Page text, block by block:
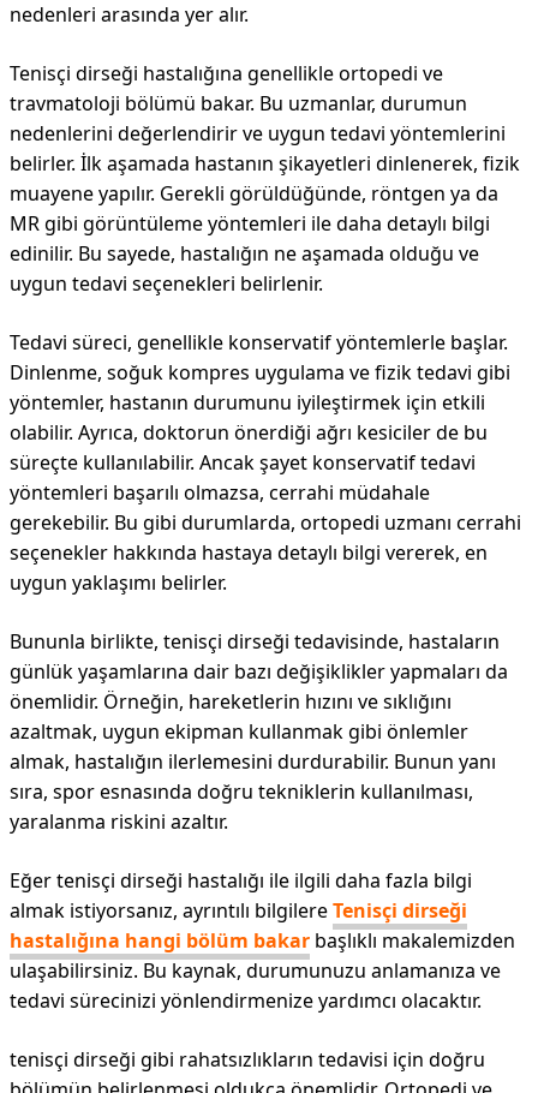
nedenleri arasında yer alır.
Tenisçi dirseği hastalığına genellikle ortopedi ve
travmatoloji bölümü bakar. Bu uzmanlar, durumun
nedenlerini değerlendirir ve uygun tedavi yöntemlerini
belirler. İlk aşamada hastanın şikayetleri dinlenerek, fizik
muayene yapılır. Gerekli görüldüğünde, röntgen ya da
MR gibi görüntüleme yöntemleri ile daha detaylı bilgi
edinilir. Bu sayede, hastalığın ne aşamada olduğu ve
uygun tedavi seçenekleri belirlenir.
Tedavi süreci, genellikle konservatif yöntemlerle başlar.
Dinlenme, soğuk kompres uygulama ve fizik tedavi gibi
yöntemler, hastanın durumunu iyileştirmek için etkili
olabilir. Ayrıca, doktorun önerdiği ağrı kesiciler de bu
süreçte kullanılabilir. Ancak şayet konservatif tedavi
yöntemleri başarılı olmazsa, cerrahi müdahale
gerekebilir. Bu gibi durumlarda, ortopedi uzmanı cerrahi
seçenekler hakkında hastaya detaylı bilgi vererek, en
uygun yaklaşımı belirler.
Bununla birlikte, tenisçi dirseği tedavisinde, hastaların
günlük yaşamlarına dair bazı değişiklikler yapmaları da
önemlidir. Örneğin, hareketlerin hızını ve sıklığını
azaltmak, uygun ekipman kullanmak gibi önlemler
almak, hastalığın ilerlemesini durdurabilir. Bunun yanı
sıra, spor esnasında doğru tekniklerin kullanılması,
yaralanma riskini azaltır.
Eğer tenisçi dirseği hastalığı ile ilgili daha fazla bilgi
almak istiyorsanız, ayrıntılı bilgilereTenisçi dirseği
hastalığına hangi bölüm bakar başlıklı makalemizden
ulaşabilirsiniz. Bu kaynak, durumunuzu anlamanıza ve
tedavi sürecinizi yönlendirmenize yardımcı olacaktır.
tenisçi dirseği gibi rahatsızlıkların tedavisi için doğru